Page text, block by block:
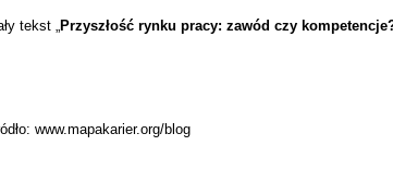
tekst „Przyszłość rynku pracy: zawód czy
www.mapakarier.org/blog